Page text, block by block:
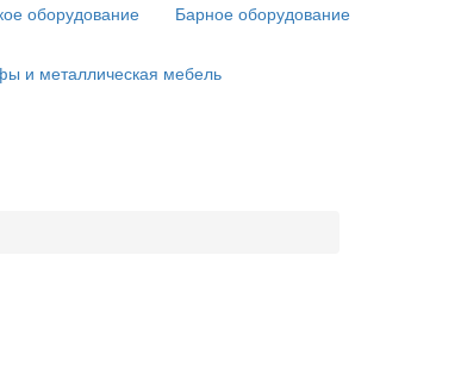
оборудование Барное оборудование
и металлическая мебель